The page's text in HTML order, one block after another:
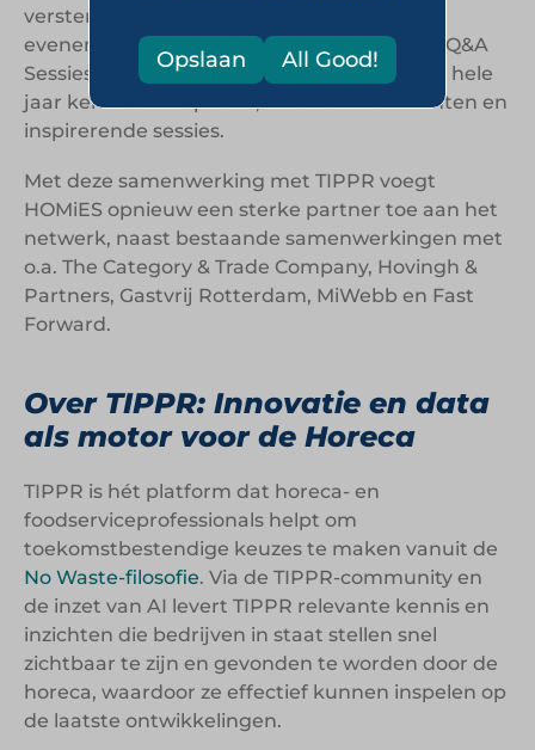
versterken. Met een breed scala aan
evenementen als HOMiES Inspiratiedagen, Q&A
Sessies en Masterclasses, biedt HOMiES het hele
jaar kennis en inspiratie, waardevolle inzichten en
inspirerende sessies.
Met deze samenwerking met TIPPR voegt
HOMiES opnieuw een sterke partner toe aan het
netwerk, naast bestaande samenwerkingen met
o.a. The Category & Trade Company, Hovingh &
Partners, Gastvrij Rotterdam, MiWebb en Fast
Forward.
Over TIPPR: Innovatie en data
als motor voor de Horeca
TIPPR is hét platform dat horeca- en
foodserviceprofessionals helpt om
toekomstbestendige keuzes te maken vanuit de
No Waste-filosofie. Via de TIPPR-community en
de inzet van AI levert TIPPR relevante kennis en
inzichten die bedrijven in staat stellen snel
zichtbaar te zijn en gevonden te worden door de
horeca, waardoor ze effectief kunnen inspelen op
de laatste ontwikkelingen.
Opslaan All Good!